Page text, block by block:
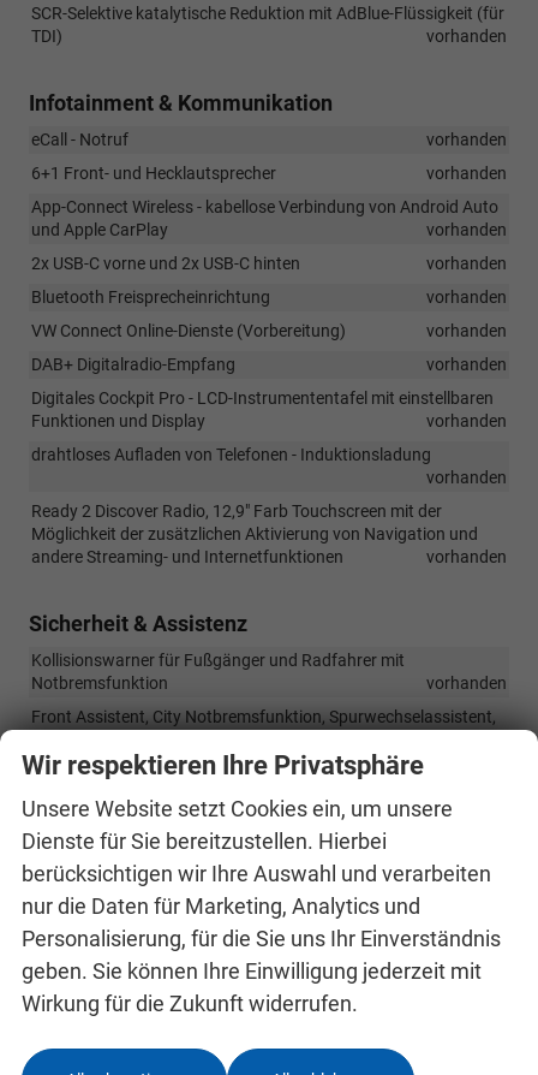
SCR-Selektive katalytische Reduktion mit AdBlue-Flüssigkeit (für
TDI)
vorhanden
Infotainment & Kommunikation
eCall - Notruf
vorhanden
6+1 Front- und Hecklautsprecher
vorhanden
App-Connect Wireless - kabellose Verbindung von Android Auto
und Apple CarPlay
vorhanden
2x USB-C vorne und 2x USB-C hinten
vorhanden
Bluetooth Freisprecheinrichtung
vorhanden
VW Connect Online-Dienste (Vorbereitung)
vorhanden
DAB+ Digitalradio-Empfang
vorhanden
Digitales Cockpit Pro - LCD-Instrumententafel mit einstellbaren
Funktionen und Display
vorhanden
drahtloses Aufladen von Telefonen - Induktionsladung
vorhanden
Ready 2 Discover Radio, 12,9" Farb Touchscreen mit der
Möglichkeit der zusätzlichen Aktivierung von Navigation und
andere Streaming- und Internetfunktionen
vorhanden
Sicherheit & Assistenz
Kollisionswarner für Fußgänger und Radfahrer mit
Notbremsfunktion
vorhanden
Front Assistent, City Notbremsfunktion, Spurwechselassistent,
Lane Assist - Spurhalteassistent
ESC, ABS, EBV, ASR, EDS, MSR
vorhanden
Müdigkeitserkennung
Airbag für Fahrer und Beifahrer mit Deaktivierung
vorhanden
Seitenairbags vorne, Kopfairbags vorne und hinten
Airbag zwischen Fahrer und Beifahrer
vorhanden
Isofix-System zur Befestigung von Kindersitzen am Sitz,
Beifahrer und auf den äußeren hinteren Sitzen
Wir respektieren Ihre Privatsphäre
Unsere Website setzt Cookies ein, um unsere
Dienste für Sie bereitzustellen. Hierbei
berücksichtigen wir Ihre Auswahl und verarbeiten
nur die Daten für Marketing, Analytics und
Personalisierung, für die Sie uns Ihr Einverständnis
geben. Sie können Ihre Einwilligung jederzeit mit
Wirkung für die Zukunft widerrufen.